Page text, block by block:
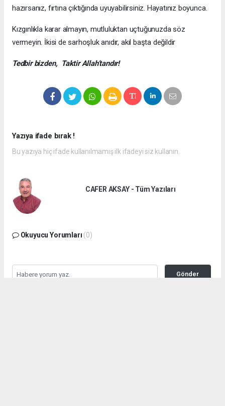
hazırsanız, fırtına çıktığında uyuyabilirsiniz. Hayatınız boyunca.
Kızgınlıkla karar almayın, mutluluktan uçtuğunuzda söz
vermeyin. İkisi de sarhoşluk anıdır, akıl başta değildir
Tedbir bizden, Taktir Allah’tandır!
Yazıya ifade bırak !
Bu yazıya hiç ifade kullanılmamış ilk ifadeyi siz kullanın.
CAFER AKSAY - Tüm Yazıları
Okuyucu Yorumları (0)
Gönder